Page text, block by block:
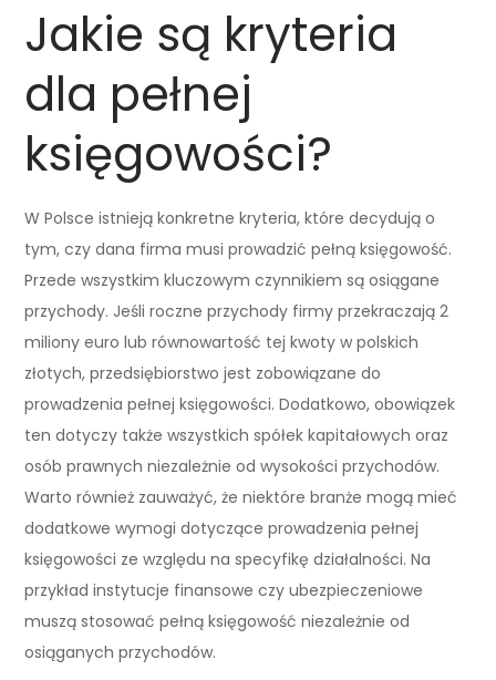
Jakie są kryteria
dla pełnej
księgowości?
W Polsce istnieją konkretne kryteria, które decydują o
tym, czy dana firma musi prowadzić pełną księgowość.
Przede wszystkim kluczowym czynnikiem są osiągane
przychody. Jeśli roczne przychody firmy przekraczają 2
miliony euro lub równowartość tej kwoty w polskich
złotych, przedsiębiorstwo jest zobowiązane do
prowadzenia pełnej księgowości. Dodatkowo, obowiązek
ten dotyczy także wszystkich spółek kapitałowych oraz
osób prawnych niezależnie od wysokości przychodów.
Warto również zauważyć, że niektóre branże mogą mieć
dodatkowe wymogi dotyczące prowadzenia pełnej
księgowości ze względu na specyfikę działalności. Na
przykład instytucje finansowe czy ubezpieczeniowe
muszą stosować pełną księgowość niezależnie od
osiąganych przychodów.